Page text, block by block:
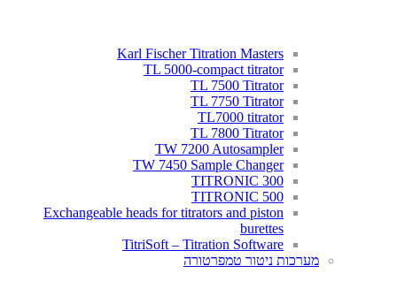
Karl Fischer Titration Masters
TL 5000-compact titrator
TL 7500 Titrator
TL 7750 Titrator
TL7000 titrator
TL 7800 Titrator
TW 7200 Autosampler
TW 7450 Sample Changer
TITRONIC 300
TITRONIC 500
Exchangeable heads for titrators and piston
burettes
TitriSoft – Titration Software
מערכות ניטור טמפרטורה